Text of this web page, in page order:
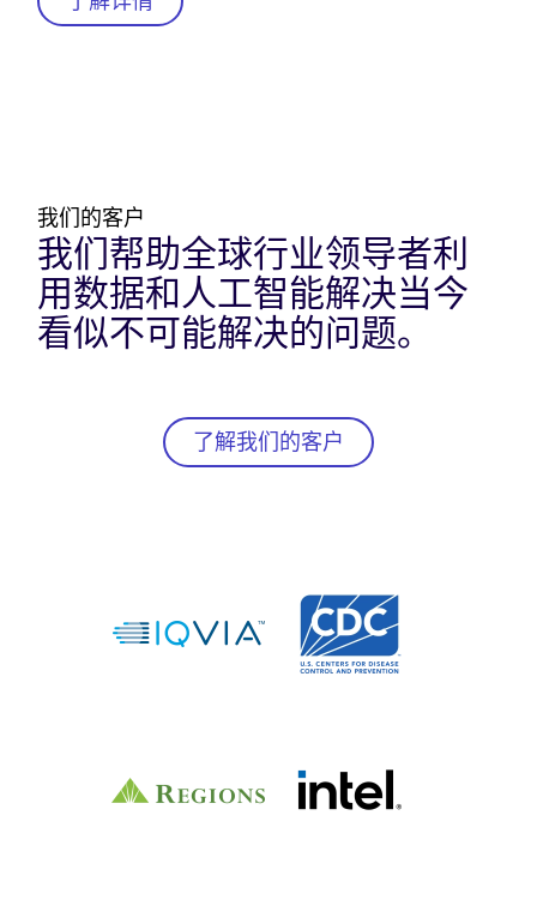
我们的客户
我们帮助全球行业领导者利
用数据和人工智能解决当今
看似不可能解决的问题。
了解我们的客户